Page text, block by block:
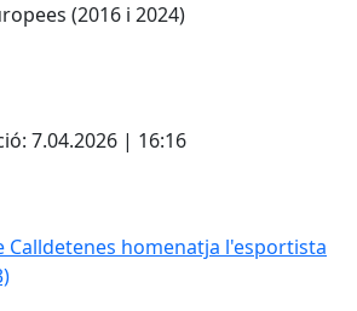
(2016 i 2024)
7.04.2026 | 16:16
Calldetenes homenatja l'esportista